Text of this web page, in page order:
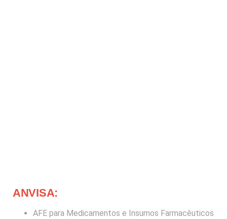
ANVISA:
AFE para Medicamentos e Insumos Farmacêuticos